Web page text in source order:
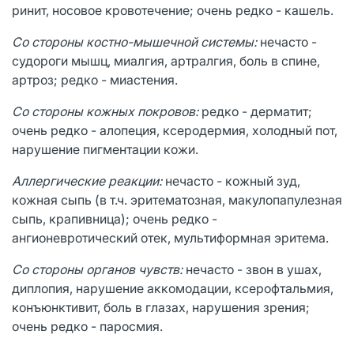
ринит, носовое кровотечение; очень редко - кашель.
Со стороны костно-мышечной системы: нечасто -
судороги мышц, миалгия, артралгия, боль в спине,
артроз; редко - миастения.
Со стороны кожных покровов: редко - дерматит;
очень редко - алопеция, ксеродермия, холодный пот,
нарушение пигментации кожи.
Аллергические реакции: нечасто - кожный зуд,
кожная сыпь (в т.ч. эритематозная, макулопапулезная
сыпь, крапивница); очень редко -
ангионевротический отек, мультиформная эритема.
Со стороны органов чувств:нечасто - звон в ушах,
диплопия, нарушение аккомодации, ксерофтальмия,
конъюнктивит, боль в глазах, нарушения зрения;
очень редко - паросмия.